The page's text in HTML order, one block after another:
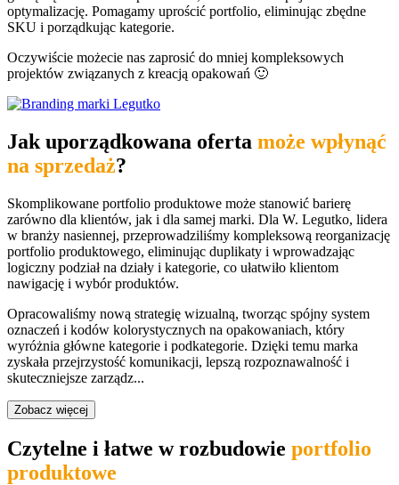
optymalizację. Pomagamy uprościć portfolio, eliminując zbędne
SKU i porządkując kategorie.
Oczywiście możecie nas zaprosić do mniej kompleksowych
projektów związanych z kreacją opakowań 🙂
Jak uporządkowana oferta może wpłynąć
na sprzedaż?
Skomplikowane portfolio produktowe może stanowić barierę
zarówno dla klientów, jak i dla samej marki. Dla W. Legutko, lidera
w branży nasiennej, przeprowadziliśmy kompleksową reorganizację
portfolio produktowego, eliminując duplikaty i wprowadzając
logiczny podział na działy i kategorie, co ułatwiło klientom
nawigację i wybór produktów.
Opracowaliśmy nową strategię wizualną, tworząc spójny system
oznaczeń i kodów kolorystycznych na opakowaniach, który
wyróżnia główne kategorie i podkategorie. Dzięki temu marka
zyskała przejrzystość komunikacji, lepszą rozpoznawalność i
skuteczniejsze zarządz...
Zobacz więcej
Czytelne i łatwe w rozbudowie portfolio
produktowe